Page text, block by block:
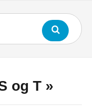
og T »